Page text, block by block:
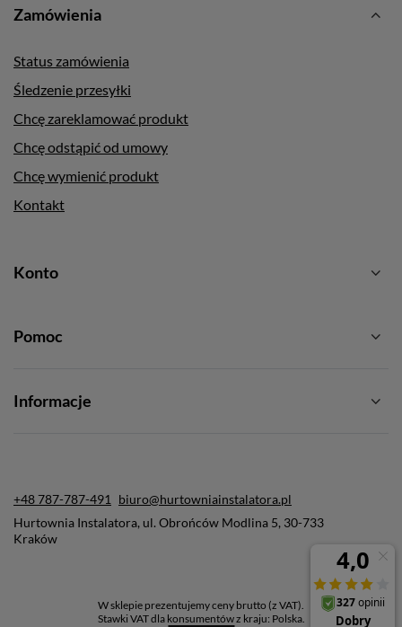
Zamówienia
Status zamówienia
Śledzenie przesyłki
Chcę zareklamować produkt
Chcę odstąpić od umowy
Chcę wymienić produkt
Kontakt
Konto
Pomoc
Informacje
+48 787-787-491
biuro@hurtowniainstalatora.pl
Hurtownia Instalatora, ul. Obrońców Modlina 5, 30-733
Kraków
W sklepie prezentujemy ceny brutto (z VAT).
Stawki VAT dla konsumentów z kraju: Polska.